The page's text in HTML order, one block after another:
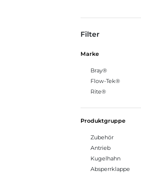
Filter
Marke
Bray®
Flow-Tek®
Rite®
Produktgruppe
Zubehör
Antrieb
Kugelhahn
Absperrklappe